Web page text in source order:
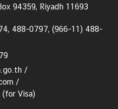
94359, Riyadh 11693
488-0797, (966-11) 488-
/
/
(for Visa)